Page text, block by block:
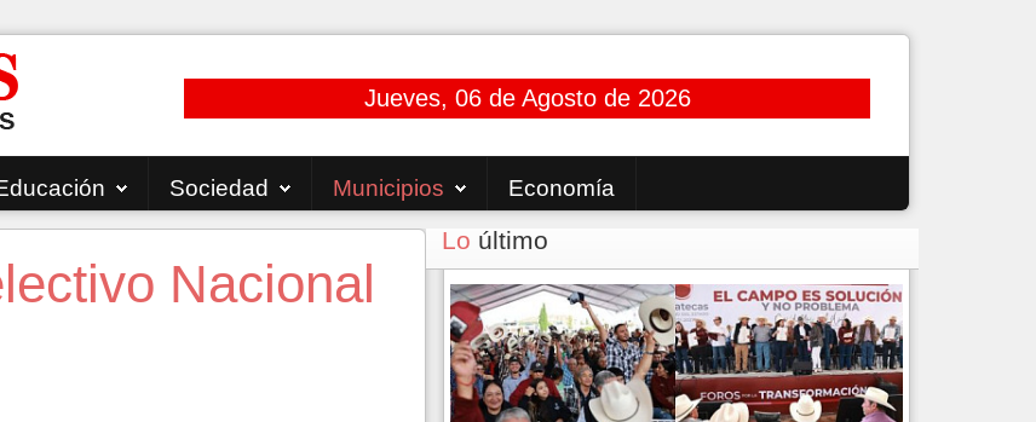
Jueves, 06 de Agosto de 2026
Sociedad Municipios Economía
Nacional
Lo último